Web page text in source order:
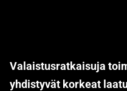
Valaistusratkaisuja
yhdistyvät korkeat